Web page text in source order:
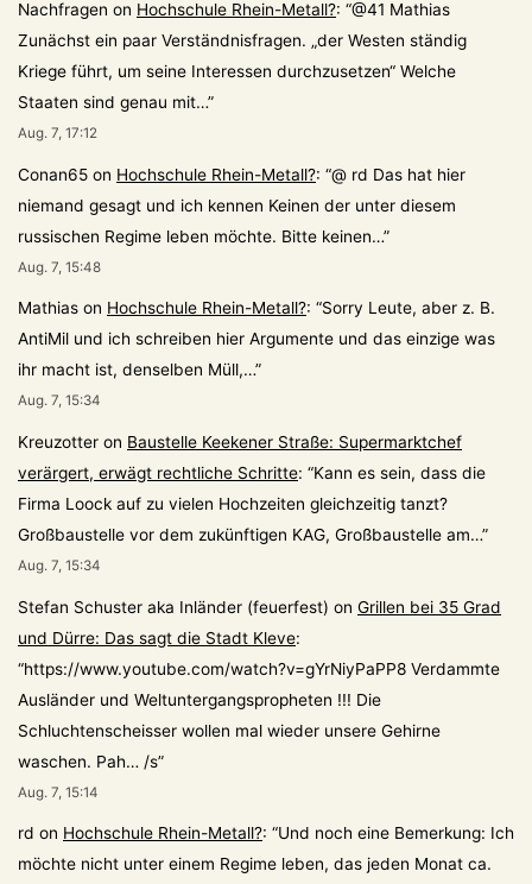
Nachfragen on Hochschule Rhein-Metall?: “@41 Mathias
Zunächst ein paar Verständnisfragen. „der Westen ständig
Kriege führt, um seine Interessen durchzusetzen“ Welche
Staaten sind genau mit…”
Aug. 7, 17:12
Conan65 on Hochschule Rhein-Metall?: “@ rd Das hat hier
niemand gesagt und ich kennen Keinen der unter diesem
russischen Regime leben möchte. Bitte keinen…”
Aug. 7, 15:48
Mathias on Hochschule Rhein-Metall?: “Sorry Leute, aber z. B.
AntiMil und ich schreiben hier Argumente und das einzige was
ihr macht ist, denselben Müll,…”
Aug. 7, 15:34
Kreuzotter on Baustelle Keekener Straße: Supermarktchef
verärgert, erwägt rechtliche Schritte: “Kann es sein, dass die
Firma Loock auf zu vielen Hochzeiten gleichzeitig tanzt?
Großbaustelle vor dem zukünftigen KAG, Großbaustelle am…”
Aug. 7, 15:34
Stefan Schuster aka Inländer (feuerfest) on Grillen bei 35 Grad
und Dürre: Das sagt die Stadt Kleve:
“https://www.youtube.com/watch?v=gYrNiyPaPP8 Verdammte
Ausländer und Weltuntergangspropheten !!! Die
Schluchtenscheisser wollen mal wieder unsere Gehirne
waschen. Pah… /s”
Aug. 7, 15:14
rd on Hochschule Rhein-Metall?: “Und noch eine Bemerkung: Ich
möchte nicht unter einem Regime leben, das jeden Monat ca.